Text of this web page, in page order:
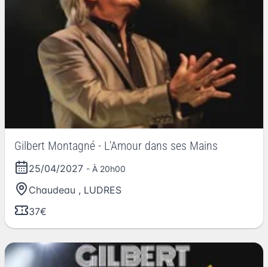
Gilbert Montagné - L'Amour dans ses Mains
25/04/2027 - À 20h00
Chaudeau , LUDRES
37€